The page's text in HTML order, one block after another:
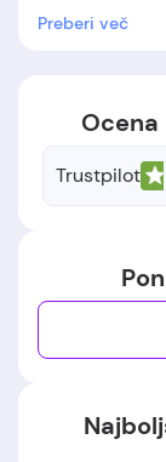
Nelson.
Preberi več
Trustpilot